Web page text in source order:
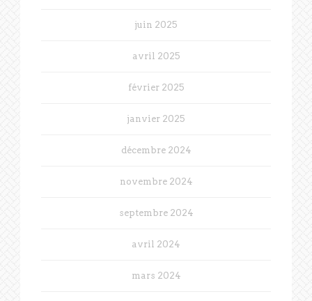
juin 2025
avril 2025
février 2025
janvier 2025
décembre 2024
novembre 2024
septembre 2024
avril 2024
mars 2024